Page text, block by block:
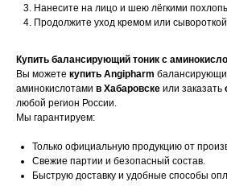
Нанесите на лицо и шею лёгкими
Продолжите уход кремом или
Купить балансирующий тоник с
Вы можете купить Angipharm
аминокислотами в Хабаровске или заказать
любой регион России.
Мы гарантируем:
Только официальную продукцию от
Свежие партии и безопасный состав.
Быструю доставку и удобные способы